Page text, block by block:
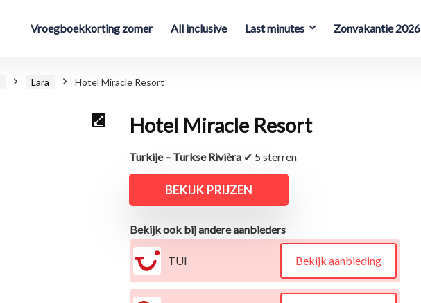
Vroegboekkorting zomer All inclusive Last minutes Zonvakantie 2026
Lara Hotel Miracle Resort
Hotel Miracle Resort
Turkije – Turkse Rivièra✔ 5 sterren
BEKIJK PRIJZEN
Bekijk ook bij andere aanbieders
TUI Bekijk aanbieding